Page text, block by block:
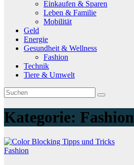
Einkaufen & Sparen
Leben & Familie
Mobilität
Geld
Energie
Gesundheit & Wellness
Fashion
Technik
Tiere & Umwelt
Kategorie: Fashion
Fashion